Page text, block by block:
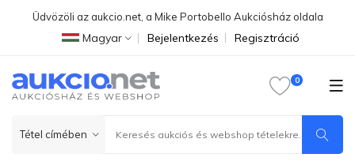
Üdvözöli az aukcio.net, a Mike Portobello Aukciósház oldala
Magyar Bejelentkezés Regisztráció